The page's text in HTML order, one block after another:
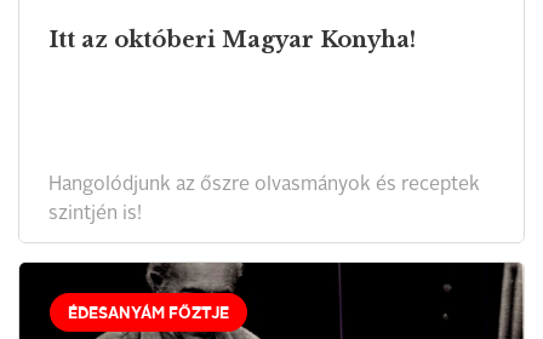
Itt az októberi Magyar Konyha!
Hangolódjunk az őszre olvasmányok és receptek
szintjén is!
ÉDESANYÁM FŐZTJE